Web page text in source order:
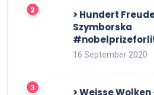
> Hundert
Szymborska
16 September 2020
> Weisse